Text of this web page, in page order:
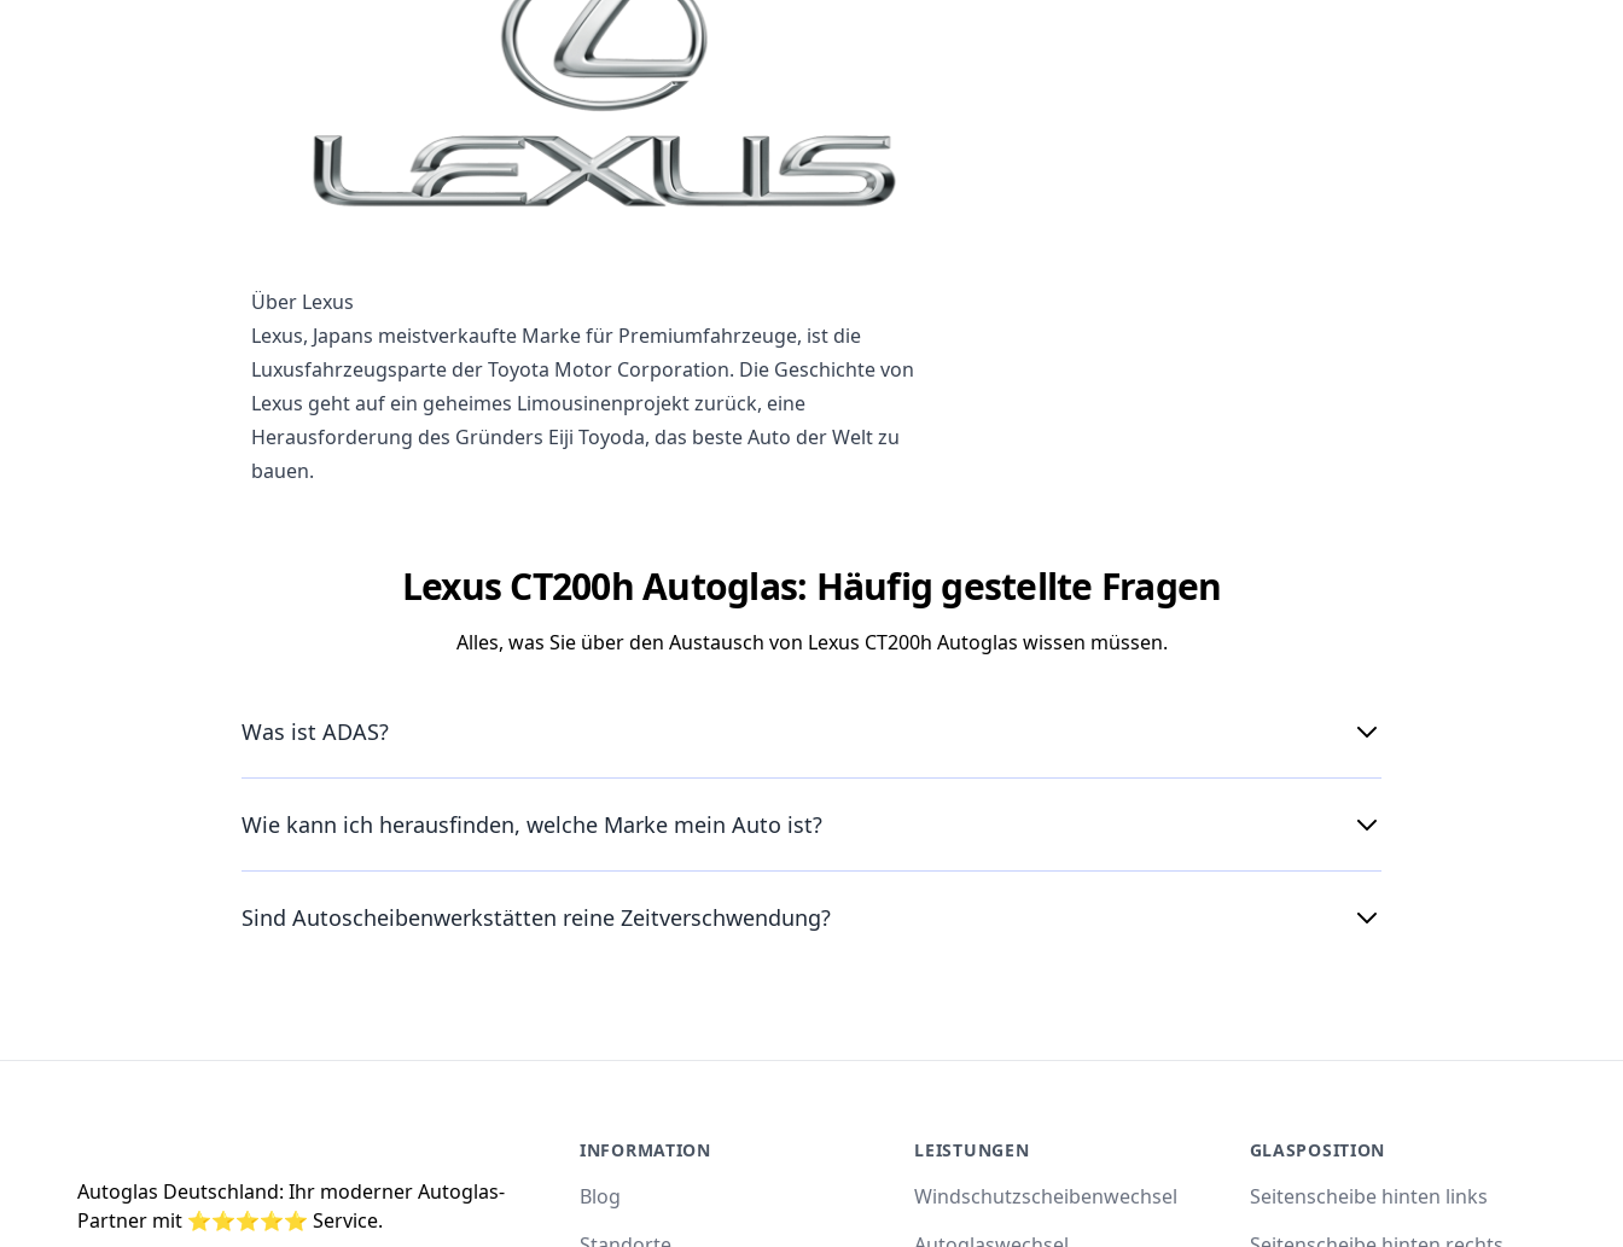
Über Lexus
Lexus, Japans meistverkaufte Marke für Premiumfahrzeuge, ist die
Luxusfahrzeugsparte der Toyota Motor Corporation. Die Geschichte von
Lexus geht auf ein geheimes Limousinenprojekt zurück, eine
Herausforderung des Gründers Eiji Toyoda, das beste Auto der Welt zu
bauen.
Lexus CT200h Autoglas: Häufig gestellte Fragen
Alles, was Sie über den Austausch von Lexus CT200h Autoglas wissen müssen.
Was ist ADAS?
Wie kann ich herausfinden, welche Marke mein Auto ist?
Sind Autoscheibenwerkstätten reine Zeitverschwendung?
Autoglas Deutschland: Ihr moderner Autoglas-
Partner mit ⭐⭐⭐⭐⭐ Service.
INFORMATION
Blog
LEISTUNGEN
Windschutzscheibenwechsel
GLASPOSITION
Seitenscheibe hinten links